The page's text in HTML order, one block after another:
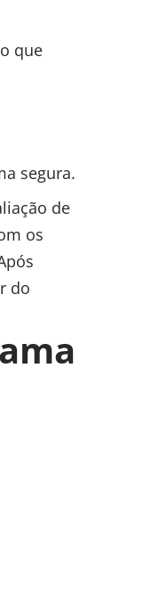
que
segura.
de
os
do